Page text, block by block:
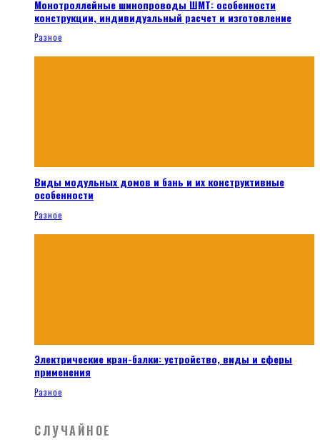
Монотроллейные шинопроводы ШМТ: особенности
конструкции, индивидуальный расчет и изготовление
Разное
Виды модульных домов и бань и их конструктивные
особенности
Разное
Электрические кран-балки: устройство, виды и сферы
применения
Разное
СЛУЧАЙНОЕ